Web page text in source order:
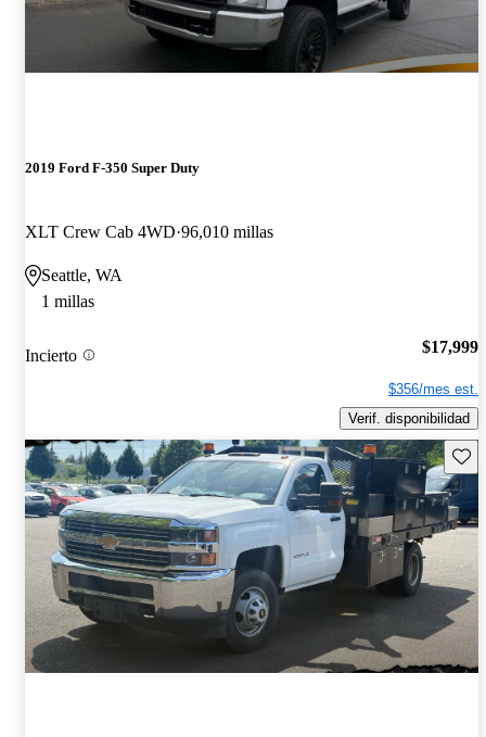
2019 Ford F-350 Super Duty
XLT Crew Cab 4WD 96,010 millas
Seattle, WA
1 millas
Incierto $17,999
$356/mes est.
Verif. disponibilidad